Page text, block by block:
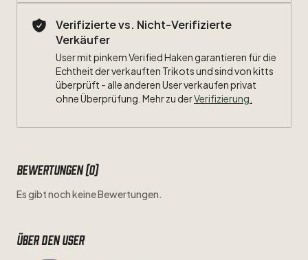
Verifizierte vs. Nicht-Verifizierte
Verkäufer
User mit pinkem Verified Haken garantieren für die
Echtheit der verkauften Trikots und sind von kitts
überprüft - alle anderen User verkaufen privat
ohne Überprüfung. Mehr zu derVerifizierung.
Bewertungen (0)
Es gibt noch keine Bewertungen.
Über den user